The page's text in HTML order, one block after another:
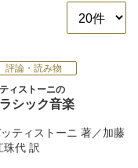
評論・読み物
ィストーニの
シック音楽
ティストーニ 著／加藤
珠代 訳